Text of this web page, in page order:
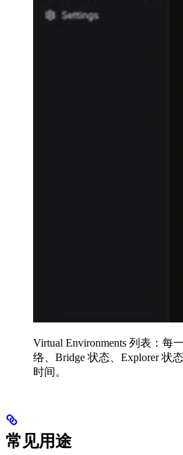
Virtual Environments 列表：每
络、Bridge 状态、Explorer 状
时间。
常见用途